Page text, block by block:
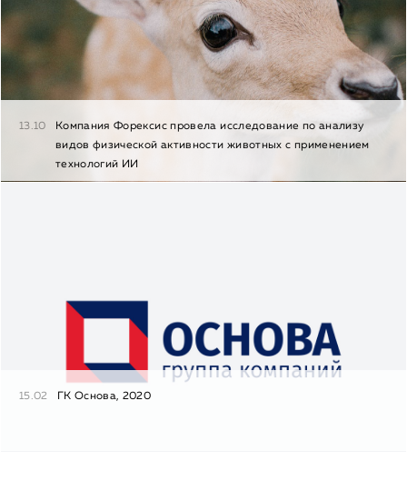
13.10
Компания Форексис провела исследование по анализу
видов физической активности животных с применением
технологий ИИ
15.02 ГК Основа, 2020